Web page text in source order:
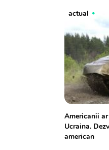
actual
Americanii
Ucraina.
american